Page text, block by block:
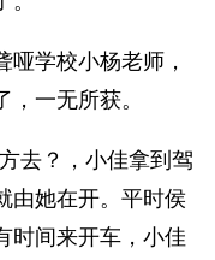
学校小杨老师，
一无所获。
去？，小佳拿到驾
由她在开。平时侯
时间来开车，小佳